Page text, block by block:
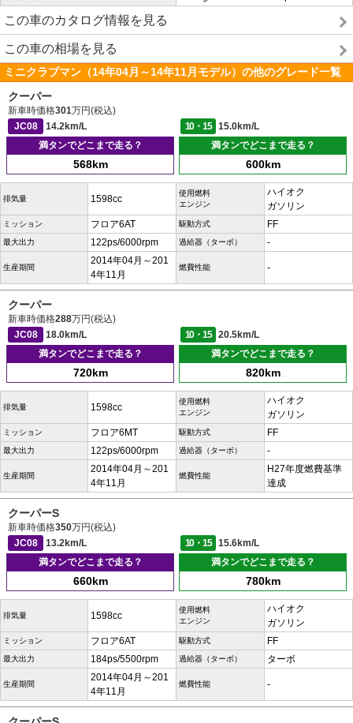
この車のカタログ情報を見る
この車の相場を見る
ミニクラブマン（14年04月～14年11月モデル）の他のグレード一覧
クーパー
新車時価格301万円(税込)
JC08
14.2km/L 10・15
15.0km/L
満タンでどこまで走る？
568km
満タンでどこまで走る？
600km
排気量 1598cc
使用燃料
エンジン
ハイオク
ガソリン
ミッション フロア6AT 駆動方式 FF
最大出力 122ps/6000rpm 過給器（ターボ） -
生産期間
2014年04月～201
4年11月
燃費性能 -
クーパー
新車時価格288万円(税込)
JC08
18.0km/L 10・15
20.5km/L
満タンでどこまで走る？
720km
満タンでどこまで走る？
820km
排気量 1598cc
使用燃料
エンジン
ハイオク
ガソリン
ミッション フロア6MT 駆動方式 FF
最大出力 122ps/6000rpm 過給器（ターボ） -
生産期間
2014年04月～201
4年11月
燃費性能
H27年度燃費基準
達成
クーパーS
新車時価格350万円(税込)
JC08
13.2km/L 10・15
15.6km/L
満タンでどこまで走る？
660km
満タンでどこまで走る？
780km
排気量 1598cc
使用燃料
エンジン
ハイオク
ガソリン
ミッション フロア6AT 駆動方式 FF
最大出力 184ps/5500rpm 過給器（ターボ） ターボ
生産期間
2014年04月～201
4年11月
燃費性能 -